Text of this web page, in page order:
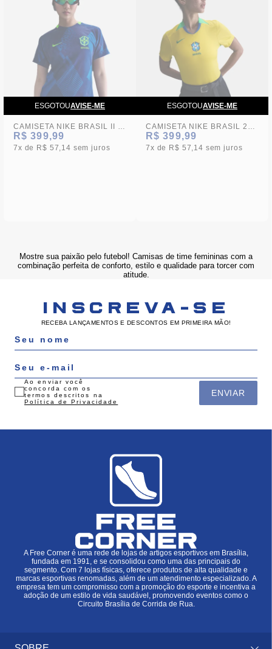
ESGOTOUAVISE-ME
CAMISETA NIKE BRASIL II 2025/26 TORCEDORA PRO FEMININA
R$ 399,99
7x R$ 57,14 sem juros
ESGOTOUAVISE-ME
CAMISETA NIKE BRASIL 2025/26 TORCEDORA PRO FEMININA
R$ 399,99
7x R$ 57,14 sem juros
Mostre sua paixão pelo futebol! Camisas de time femininas com a
combinação perfeita de conforto, estilo e qualidade para torcer com
atitude.
INSCREVA-SE
RECEBA LANÇAMENTOS E DESCONTOS EM PRIMEIRA MÃO!
ENVIAR
Ao enviar você
concorda com os
termos descritos na
Política de Privacidade
A Free Corner é uma rede de lojas de artigos esportivos em Brasília,
fundada em 1991, e se consolidou como uma das principais do
segmento. Com 7 lojas físicas, oferece produtos de alta qualidade e
marcas esportivas renomadas, além de um atendimento especializado. A
empresa tem um compromisso com a promoção do esporte e incentiva a
adoção de um estilo de vida saudável, promovendo eventos como o
Circuito Brasília de Corrida de Rua.